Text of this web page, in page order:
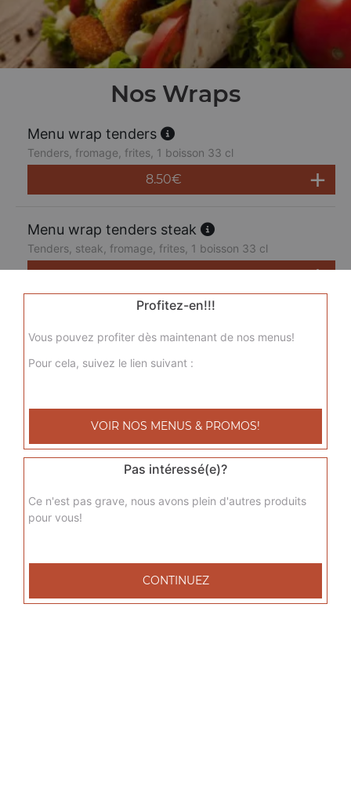
Nos Wraps
Menu wrap tenders
Tenders, fromage, frites, 1 boisson 33 cl
8.50€
Menu wrap tenders steak
Tenders, steak, fromage, frites, 1 boisson 33 cl
9.50€
Profitez-en!!!
Vous pouvez profiter dès maintenant de nos menus!
Pour cela, suivez le lien suivant :
VOIR NOS MENUS & PROMOS!
Pas intéressé(e)?
Ce n'est pas grave, nous avons plein d'autres produits
pour vous!
CONTINUEZ